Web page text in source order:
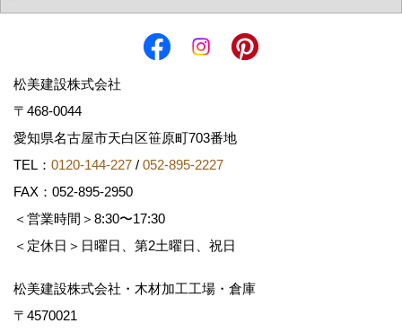
松美建設株式会社
〒468-0044
愛知県名古屋市天白区笹原町703番地
TEL： 0120-144-227 / 052-895-2227
FAX：052-895-2950
＜営業時間＞8:30〜17:30
＜定休日＞日曜日、第2土曜日、祝日
松美建設株式会社・木材加工工場・倉庫
〒4570021